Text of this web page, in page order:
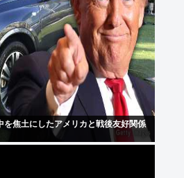
を焦土にしたアメリカと戦後友好関係